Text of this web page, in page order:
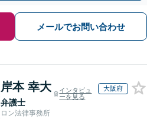
メールでお問い合わせ
岸本 幸大
弁護士
インタビュ
ーを見る
大阪府
ロン法律事務所